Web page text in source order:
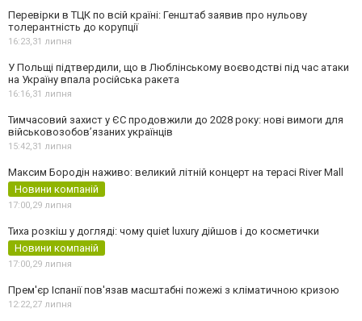
Перевірки в ТЦК по всій країні: Генштаб заявив про нульову
толерантність до корупції
16:23,31 липня
У Польщі підтвердили, що в Люблінському воєводстві під час атаки
на Україну впала російська ракета
16:16,31 липня
Тимчасовий захист у ЄС продовжили до 2028 року: нові вимоги для
військовозобов’язаних українців
15:42,31 липня
Максим Бородін наживо: великий літній концерт на терасі River Mall
Новини компаній
17:00,29 липня
Тиха розкіш у догляді: чому quiet luxury дійшов і до косметички
Новини компаній
17:00,29 липня
Прем'єр Іспанії пов'язав масштабні пожежі з кліматичною кризою
12:22,27 липня